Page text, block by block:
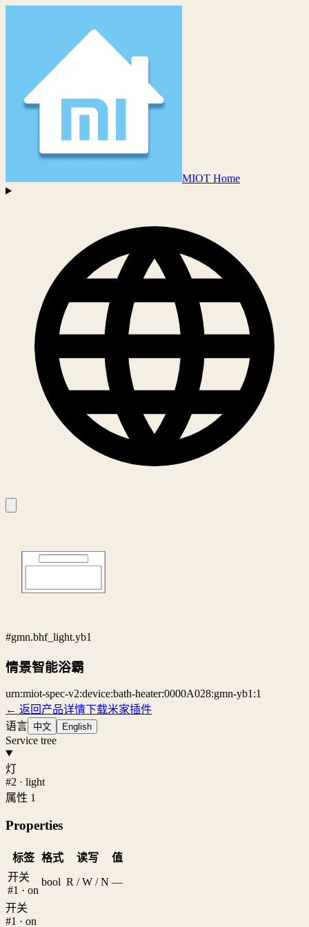
MIOT Home
#gmn.bhf_light.yb1
情景智能浴霸
urn:miot-spec-v2:device:bath-heater:0000A028:gmn-yb1:1
← 返回产品详情下载米家插件
语言 中文 English
Service tree
灯
#2 · light
属性 1
Properties
标签 格式 读写
值
开关
#1 · on
bool R / W / N —
开关
#1 · on